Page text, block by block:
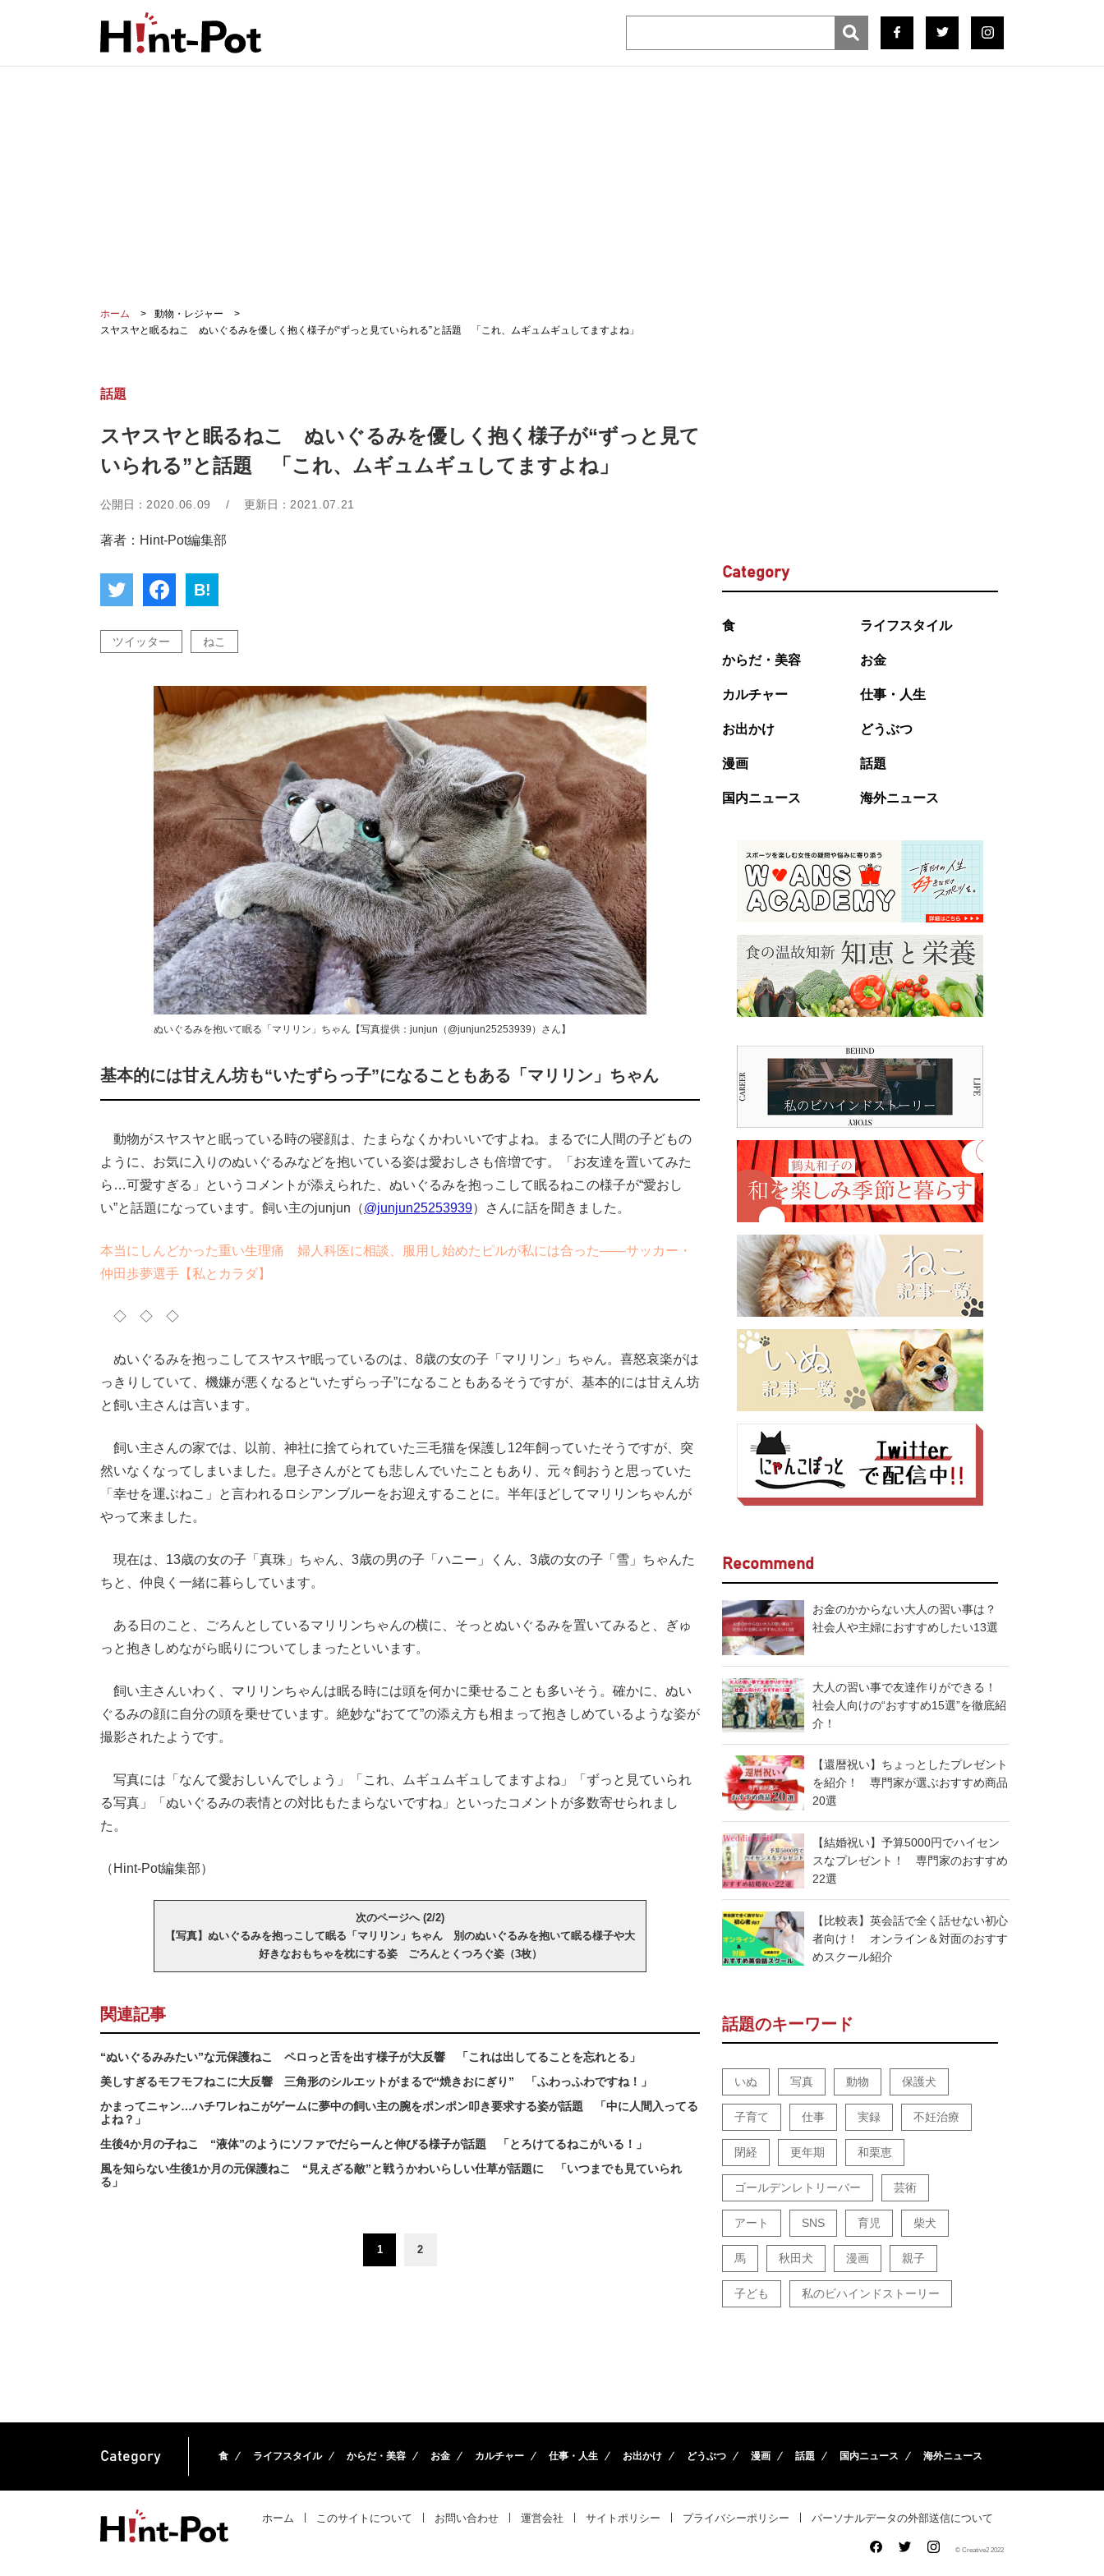
ホーム
動物・レジャー
スヤスヤと眠るねこ ぬいぐるみを優しく抱く様子が“ずっと見ていられる”と話題 「これ、ムギュムギュしてますよね」
話題
スヤスヤと眠るねこ ぬいぐるみを優しく抱く様子が“ずっと見て
いられる”と話題 「これ、ムギュムギュしてますよね」
公開日： 2020.06.09 / 更新日： 2021.07.21
著者：Hint-Pot編集部
B!
ツイッター ねこ
ぬいぐるみを抱いて眠る「マリリン」ちゃん【写真提供：junjun（@junjun25253939）さん】
基本的には甘えん坊も“いたずらっ子”になることもある「マリリン」ちゃん
動物がスヤスヤと眠っている時の寝顔は、たまらなくかわいいですよね。まるでに人間の子どもの
ように、お気に入りのぬいぐるみなどを抱いている姿は愛おしさも倍増です。「お友達を置いてみた
ら…可愛すぎる」というコメントが添えられた、ぬいぐるみを抱っこして眠るねこの様子が“愛おし
い”と話題になっています。飼い主のjunjun（@junjun25253939）さんに話を聞きました。
本当にしんどかった重い生理痛 婦人科医に相談、服用し始めたピルが私には合った――サッカー・
仲田歩夢選手【私とカラダ】
◇ ◇ ◇
ぬいぐるみを抱っこしてスヤスヤ眠っているのは、8歳の女の子「マリリン」ちゃん。喜怒哀楽がは
っきりしていて、機嫌が悪くなると“いたずらっ子”になることもあるそうですが、基本的には甘えん坊
と飼い主さんは言います。
飼い主さんの家では、以前、神社に捨てられていた三毛猫を保護し12年飼っていたそうですが、突
然いなくなってしまいました。息子さんがとても悲しんでいたこともあり、元々飼おうと思っていた
「幸せを運ぶねこ」と言われるロシアンブルーをお迎えすることに。半年ほどしてマリリンちゃんが
やって来ました。
現在は、13歳の女の子「真珠」ちゃん、3歳の男の子「ハニー」くん、3歳の女の子「雪」ちゃんた
ちと、仲良く一緒に暮らしています。
ある日のこと、ごろんとしているマリリンちゃんの横に、そっとぬいぐるみを置いてみると、ぎゅ
っと抱きしめながら眠りについてしまったといいます。
飼い主さんいわく、マリリンちゃんは眠る時には頭を何かに乗せることも多いそう。確かに、ぬい
ぐるみの顔に自分の頭を乗せています。絶妙な“おてて”の添え方も相まって抱きしめているような姿が
撮影されたようです。
写真には「なんて愛おしいんでしょう」「これ、ムギュムギュしてますよね」「ずっと見ていられ
る写真」「ぬいぐるみの表情との対比もたまらないですね」といったコメントが多数寄せられまし
た。
（Hint-Pot編集部）
次のページへ (2/2)
【写真】ぬいぐるみを抱っこして眠る「マリリン」ちゃん 別のぬいぐるみを抱いて眠る様子や大
好きなおもちゃを枕にする姿 ごろんとくつろぐ姿（3枚）
関連記事
“ぬいぐるみみたい”な元保護ねこ ペロっと舌を出す様子が大反響 「これは出してることを忘れとる」
美しすぎるモフモフねこに大反響 三角形のシルエットがまるで“焼きおにぎり” 「ふわっふわですね！」
かまってニャン…ハチワレねこがゲームに夢中の飼い主の腕をポンポン叩き要求する姿が話題 「中に人間入ってる
よね？」
生後4か月の子ねこ “液体”のようにソファでだらーんと伸びる様子が話題 「とろけてるねこがいる！」
風を知らない生後1か月の元保護ねこ “見えざる敵”と戦うかわいらしい仕草が話題に 「いつまでも見ていられ
る」
1 2
Category
食 ライフスタイル
からだ・美容 お金
カルチャー 仕事・人生
お出かけ どうぶつ
漫画 話題
国内ニュース 海外ニュース
Recommend
お金のかからない大人の習い事は？
社会人や主婦におすすめしたい13選
大人の習い事で友達作りができる！
社会人向けの“おすすめ15選”を徹底紹
介！
【還暦祝い】ちょっとしたプレゼント
を紹介！ 専門家が選ぶおすすめ商品
20選
【結婚祝い】予算5000円でハイセン
スなプレゼント！ 専門家のおすすめ
22選
【比較表】英会話で全く話せない初心
者向け！ オンライン＆対面のおすす
めスクール紹介
話題のキーワード
いぬ 写真 動物 保護犬
子育て 仕事 実録 不妊治療
閉経 更年期 和栗恵
ゴールデンレトリーバー 芸術
アート SNS 育児 柴犬
馬 秋田犬 漫画 親子
子ども 私のビハインドストーリー
Category 食 ライフスタイル からだ・美容 お金 カルチャー 仕事・人生 お出かけ どうぶつ 漫画 話題 国内ニュース 海外ニュース
ホーム このサイトについて お問い合わせ 運営会社 サイトポリシー プライバシーポリシー パーソナルデータの外部送信について
© Creative2 2022